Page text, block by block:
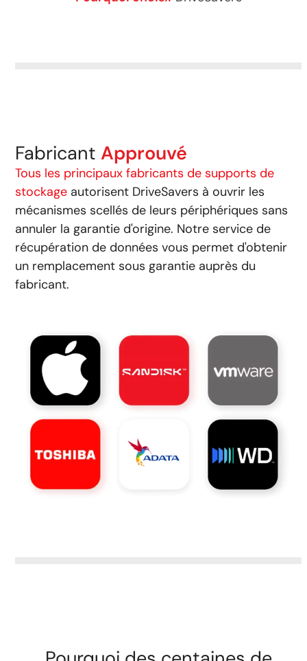
FabricantApprouvé
Tous les principaux fabricants de supports de
stockage autorisent DriveSavers à ouvrir les
mécanismes scellés de leurs périphériques sans
annuler la garantie d'origine. Notre service de
récupération de données vous permet d'obtenir
un remplacement sous garantie auprès du
fabricant.